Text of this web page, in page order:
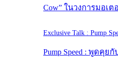
Cow” ในวงการมอเ
Exclusive Talk : Pump
Pump Speed : พูดคุย